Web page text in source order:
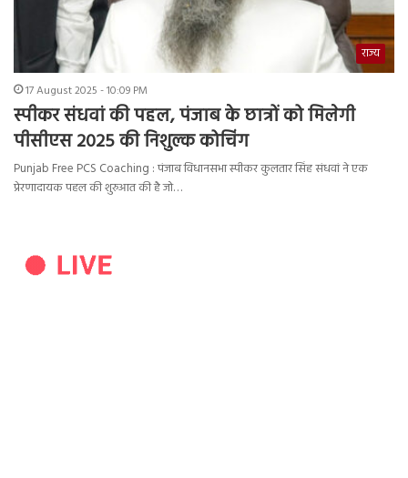
राज्य
17 August 2025 - 10:09 PM
स्पीकर संधवां की पहल, पंजाब के छात्रों को मिलेगी
पीसीएस 2025 की निशुल्क कोचिंग
Punjab Free PCS Coaching : पंजाब विधानसभा स्पीकर कुलतार सिंह संधवां ने एक
प्रेरणादायक पहल की शुरुआत की है जो…